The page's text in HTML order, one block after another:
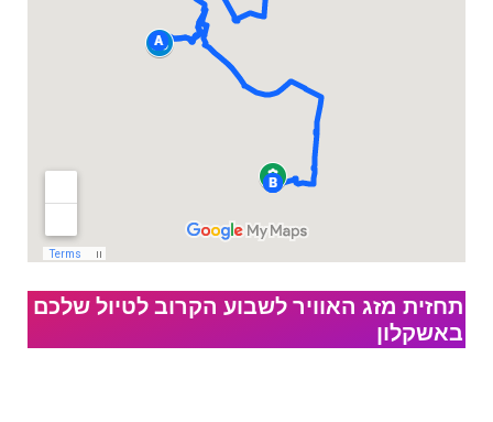
תחזית מזג האוויר לשבוע הקרוב לטיול שלכם
באשקלון